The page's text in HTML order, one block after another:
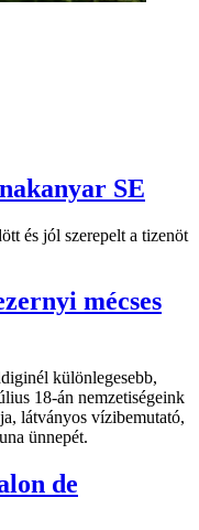
SE
és jól szerepelt a tizenöt
mécses
különlegesebb,
18-án nemzetiségeink
látványos vízibemutató,
ünnepét.
de